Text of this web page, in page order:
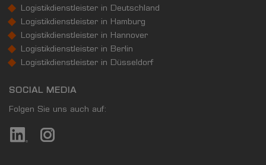
Logistikdienstleister in Deutschland
Logistikdienstleister in Hamburg
Logistikdienstleister in Hannover
Logistikdienstleister in Berlin
Logistikdienstleister in Düsseldorf
SOCIAL MEDIA
Folgen Sie uns auch auf: